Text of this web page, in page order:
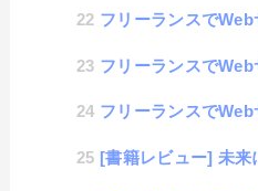
フリーランスでWebサイト制作を
フリーランスでWebサイト制作を目
フリーランスでWebサイト制作を目
[書籍レビュー] 未来